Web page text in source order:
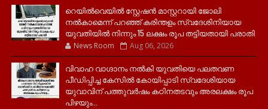
റെയിൽവെയിൽ സ്റ്റേഷൻ മാസ്റ്ററായി ജോലി
നൽകാമെന്ന് പറഞ്ഞ് കരിന്തളം സ്വദേശിനിയായ
യുവതിയിൽ നിന്നും 15 ലക്ഷം രൂപ തട്ടിയതായി പരാതി
News Room Aug 06, 2026
വിവാഹ വാഗ്ദാനം നൽകി യുവതിയെ പലതവണ
പീഡിപ്പിച്ച കേസിൽ കോയിപ്പാടി സ്വദേശിയായ
യുവാവിന് പത്തുവർഷം കഠിനതടവും അരലക്ഷം രൂപ
പിഴയും...